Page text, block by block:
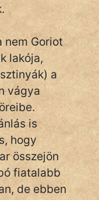
nem Goriot
lakója,
a
vágya
is
hogy
összejön
fiatalabb
de ebben